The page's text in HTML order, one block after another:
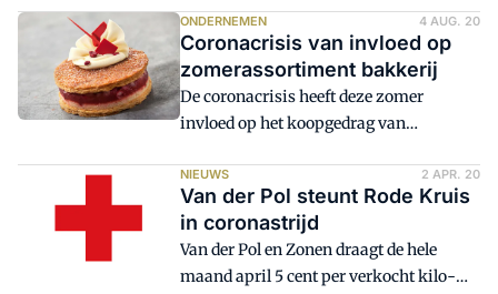
appelflappen, hun specialiteit. Deze
laatste worden ook buiten Waalwijk
geroemd, en tijdens de koffiepauzes
gaan er flinke hoeveelheden naar het
industrieterrein verderop. De basis:
ONDERNEMEN 4 AUG. 20
Coronacrisis van invloed op
zomerassortiment bakkerij
De coronacrisis heeft deze zomer
invloed op het koopgedrag van
thuis of gaan op vakantie in eigen land
en willen zichzelf verwennen met iets
lekkers. Bakkers kunnen hier onder
meer op inspelen met mooie to-go
concepten en lekkernijen voor de
NIEUWS 2 APR. 20
Van der Pol steunt Rode Kruis
in coronastrijd
Van der Pol en Zonen draagt de hele
maand april 5 cent per verkocht kilo-